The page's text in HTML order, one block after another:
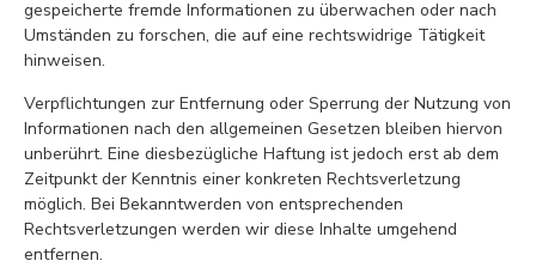
gespeicherte fremde Informationen zu überwachen oder nach
Umständen zu forschen, die auf eine rechtswidrige Tätigkeit
hinweisen.
Verpflichtungen zur Entfernung oder Sperrung der Nutzung von
Informationen nach den allgemeinen Gesetzen bleiben hiervon
unberührt. Eine diesbezügliche Haftung ist jedoch erst ab dem
Zeitpunkt der Kenntnis einer konkreten Rechtsverletzung
möglich. Bei Bekanntwerden von entsprechenden
Rechtsverletzungen werden wir diese Inhalte umgehend
entfernen.